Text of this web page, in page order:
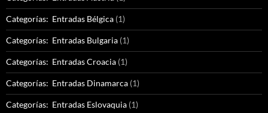
Categorías: Entradas Bélgica (1)
Categorías: Entradas Bulgaria (1)
Categorías: Entradas Croacia (1)
Categorías: Entradas Dinamarca (1)
Categorías: Entradas Eslovaquia (1)